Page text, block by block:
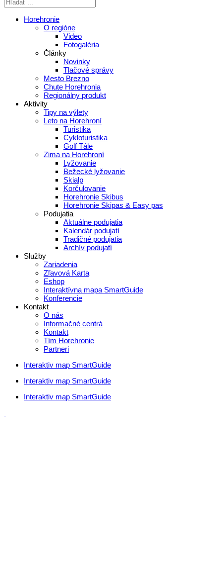
Horehronie
O regióne
Video
Fotogaléria
Články
Novinky
Tlačové správy
Mesto Brezno
Chute Horehronia
Regionálny produkt
Aktivity
Tipy na výlety
Leto na Horehroní
Turistika
Cykloturistika
Golf Tále
Zima na Horehroní
Lyžovanie
Bežecké lyžovanie
Skialp
Korčulovanie
Horehronie Skibus
Horehronie Skipas & Easy pas
Podujatia
Aktuálne podujatia
Kalendár podujatí
Tradičné podujatia
Archív podujatí
Služby
Zariadenia
Zľavová Karta
Eshop
Interaktívna mapa SmartGuide
Konferencie
Kontakt
O nás
Informačné centrá
Kontakt
Tím Horehronie
Partneri
Interaktiv map SmartGuide
Interaktiv map SmartGuide
Interaktiv map SmartGuide